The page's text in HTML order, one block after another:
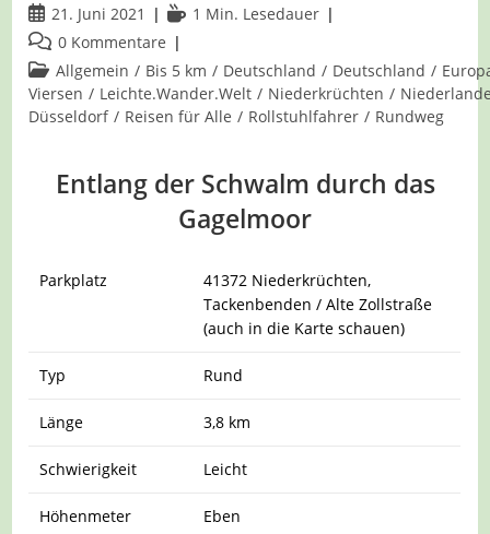
Beitrag
veröffentlicht:
21. Juni 2021 Lesedauer:
1 Min. Lesedauer
Beitrags-
Kommentare:
0 Kommentare
Beitrags-
Kategorie:
Allgemein / Bis 5 km / Deutschland / Deutschland /
Viersen / Leichte.Wander.Welt / Niederkrüchten /
Düsseldorf / Reisen für Alle / Rollstuhlfahrer / Rundweg
Entlang der Schwalm durch das
Gagelmoor
Parkplatz
41372 Niederkrüchten,
Tackenbenden / Alte Zollstraße
(auch in die Karte schauen)
Typ Rund
Länge 3,8 km
Schwierigkeit Leicht
Höhenmeter Eben